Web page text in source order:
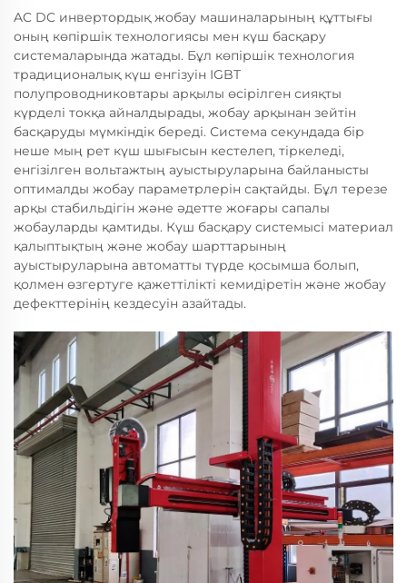
AC DC инвертордық жобау машиналарының құттығы
оның көпіршік технологиясы мен күш басқару
системаларында жатады. Бұл көпіршік технология
традиционалық күш енгізуін IGBT
полупроводниковтары арқылы өсірілген сияқты
күрделі токқа айналдырады, жобау арқынан зейтін
басқаруды мүмкіндік береді. Система секундада бір
неше мың рет күш шығысын кестелеп, тіркеледі,
енгізілген вольтажтың ауыстыруларына байланысты
оптималды жобау параметрлерін сақтайды. Бұл терезе
арқы стабильдігін және әдетте жоғары сапалы
жобауларды қамтиды. Күш басқару системысі материал
қалыптықтың және жобау шарттарының
ауыстыруларына автоматты түрде қосымша болып,
қолмен өзгертуге қажеттілікті кемидіретін және жобау
дефекттерінің кездесуін азайтады.